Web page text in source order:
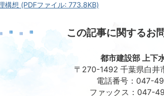
構想 (PDFファイル: 773.8KB)
この記事に関するお
都市建設部 上下
〒270-1492 千葉県白井
電話番号：047-
ファックス：047-